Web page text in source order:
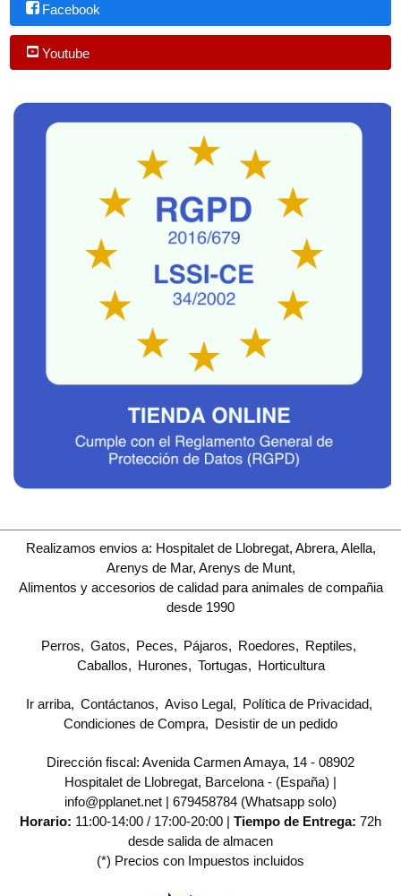
Facebook
Youtube
Realizamos envios a: Hospitalet de Llobregat, Abrera, Alella,
Arenys de Mar, Arenys de Munt,
Alimentos y accesorios de calidad para animales de compañia
desde 1990
Perros Gatos Peces Pájaros Roedores
Reptiles
Caballos
Hurones Tortugas Horticultura
Ir arriba Contáctanos Aviso Legal
Política de Privacidad
Condiciones de Compra
Desistir de un pedido
Dirección fiscal: Avenida Carmen Amaya, 14 - 08902
Hospitalet de Llobregat, Barcelona - (España) |
info@pplanet.net | 679458784 (Whatsapp solo)
Horario: 11:00-14:00 / 17:00-20:00 | Tiempo de Entrega: 72h
desde salida de almacen
(*) Precios con Impuestos incluidos